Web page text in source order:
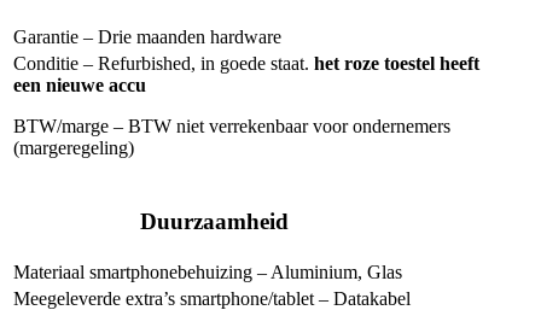
Garantie – Drie maanden hardware
Conditie – Refurbished, in goede staat. het roze toestel heeft
een nieuwe accu
BTW/marge – BTW niet verrekenbaar voor ondernemers
(margeregeling)
Duurzaamheid
Materiaal smartphonebehuizing – Aluminium, Glas
Meegeleverde extra’s smartphone/tablet – Datakabel